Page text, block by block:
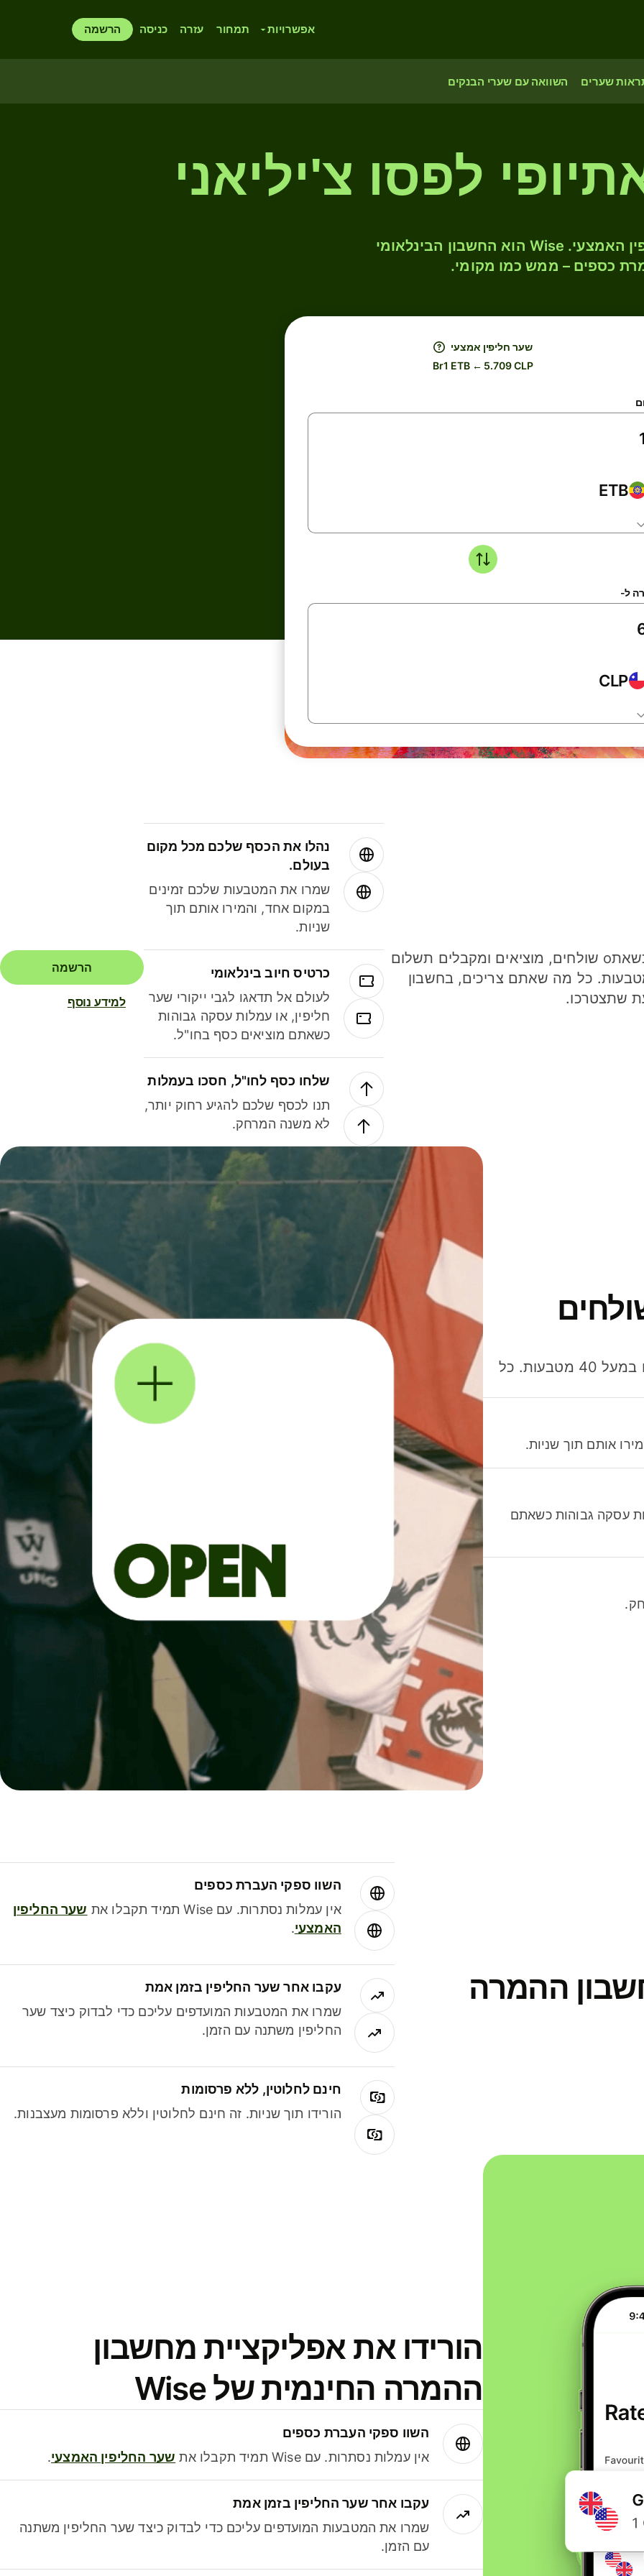
אפשרויות תמחור עזרה כניסה הרשמה
שערים השוואה עם שערי הבנקים
המירו ETB ל- CLP לפי שער החליפין האמצעי. Wise הוא החשבון הבינלאומי
כספים – ממש כמו מקומי.
שער חליפין אמצעי
Br1 ETB ← 5.709 CLP
ETB
ל-
CLP
חסכו כסף כשאתo שולחים, מוציאים ומקבלים תשלום
40 מטבעות. כל מה שאתם צריכים, בחשבון
שתצטרכו.
נהלו את הכסף שלכם מכל מקום
בעולם.
שמרו את המטבעות שלכם זמינים
במקום אחד, והמירו אותם תוך
שניות.
כרטיס חיוב בינלאומי
לעולם אל תדאגו לגבי ייקורי שער
חליפין, או עמלות עסקה גבוהות
כשאתם מוציאים כסף בחו"ל.
שלחו כסף לחו"ל, חסכו בעמלות
תנו לכסף שלכם להגיע רחוק יותר,
לא משנה המרחק.
הרשמה
למידע נוסף
חסכו כסף כשאתo שולחים, מוציאים ומקבלים תשלום במעל 40 מטבעות. כל
אותם תוך שניות.
עסקה גבוהות כשאתם
ההמרה
השוו ספקי העברת כספים
אין עמלות נסתרות. עם Wise תמיד תקבלו את
שער החליפין
האמצעי.
עקבו אחר שער החליפין בזמן אמת
שמרו את המטבעות המועדפים עליכם כדי לבדוק כיצד שער
החליפין משתנה עם הזמן.
חינם לחלוטין, ללא פרסומות
הורידו תוך שניות. זה חינם לחלוטין וללא פרסומות מעצבנות.
הורידו את אפליקציית מחשבון
ההמרה החינמית של Wise
השוו ספקי העברת כספים
אין עמלות נסתרות. עם Wise תמיד תקבלו את
שער החליפין האמצעי.
עקבו אחר שער החליפין בזמן אמת
שמרו את המטבעות המועדפים עליכם כדי לבדוק כיצד שער החליפין משתנה
עם הזמן.